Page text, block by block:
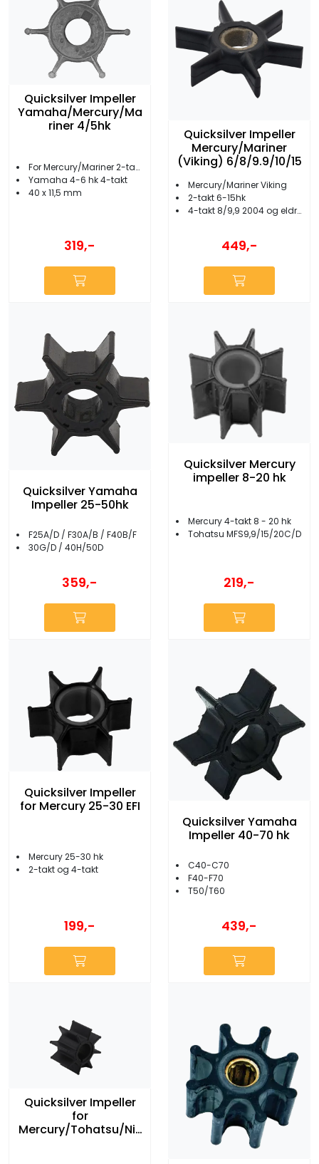
Quicksilver Impeller
Yamaha/Mercury/Ma
riner 4/5hk
For Mercury/Mariner 2-takt 4-5hk
Yamaha 4-6 hk 4-takt
40 x 11,5 mm
319,-
Quicksilver Impeller
Mercury/Mariner
(Viking) 6/8/9.9/10/15
Mercury/Mariner Viking
2-takt 6-15hk
4-takt 8/9,9 2004 og eldre/15 2008 og eldre
449,-
Quicksilver Yamaha
Impeller 25-50hk
F25A/D / F30A/B / F40B/F
30G/D / 40H/50D
359,-
Quicksilver Mercury
impeller 8-20 hk
Mercury 4-takt 8 - 20 hk
Tohatsu MFS9,9/15/20C/D
219,-
Quicksilver Impeller
for Mercury 25-30 EFI
Mercury 25-30 hk
2-takt og 4-takt
199,-
Quicksilver Yamaha
Impeller 40-70 hk
C40-C70
F40-F70
T50/T60
439,-
Quicksilver Impeller
for
Mercury/Tohatsu/Nis